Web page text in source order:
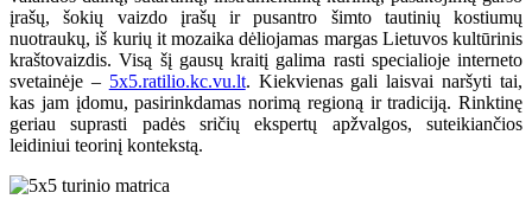
įrašų, šokių vaizdo įrašų ir pusantro šimto tautinių kostiumų
nuotraukų, iš kurių it mozaika dėliojamas margas Lietuvos kultūrinis
kraštovaizdis. Visą šį gausų kraitį galima rasti specialioje interneto
svetainėje – 5x5.ratilio.kc.vu.lt. Kiekvienas gali laisvai naršyti tai,
kas jam įdomu, pasirinkdamas norimą regioną ir tradiciją. Rinktinę
geriau suprasti padės sričių ekspertų apžvalgos, suteikiančios
leidiniui teorinį kontekstą.